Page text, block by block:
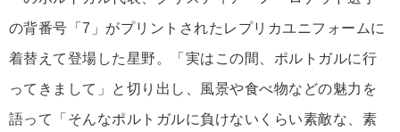
の背番号「7」がプリントされたレプリカユニフォームに
着替えて登場した星野。「実はこの間、ポルトガルに行
ってきまして」と切り出し、風景や食べ物などの魅力を
語って「そんなポルトガルに負けないくらい素敵な、素